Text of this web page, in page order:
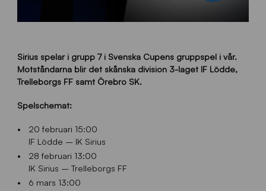
Sirius spelar i grupp 7 i Svenska Cupens gruppspel i vår.
Motståndarna blir det skånska division 3-laget IF Lödde,
Trelleborgs FF samt Örebro SK.
Spelschemat:
20 februari 15:00
IF Lödde – IK Sirius
28 februari 13:00
IK Sirius – Trelleborgs FF
6 mars 13:00